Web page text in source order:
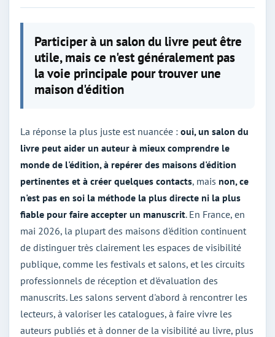
Participer à un salon du livre peut être
utile, mais ce n'est généralement pas
la voie principale pour trouver une
maison d'édition
La réponse la plus juste est nuancée : oui, un salon du
livre peut aider un auteur à mieux comprendre le
monde de l'édition, à repérer des maisons d'édition
pertinentes et à créer quelques contacts, mais non, ce
n'est pas en soi la méthode la plus directe ni la plus
fiable pour faire accepter un manuscrit. En France, en
mai 2026, la plupart des maisons d'édition continuent
de distinguer très clairement les espaces de visibilité
publique, comme les festivals et salons, et les circuits
professionnels de réception et d'évaluation des
manuscrits. Les salons servent d'abord à rencontrer les
lecteurs, à valoriser les catalogues, à faire vivre les
auteurs publiés et à donner de la visibilité au livre, plus